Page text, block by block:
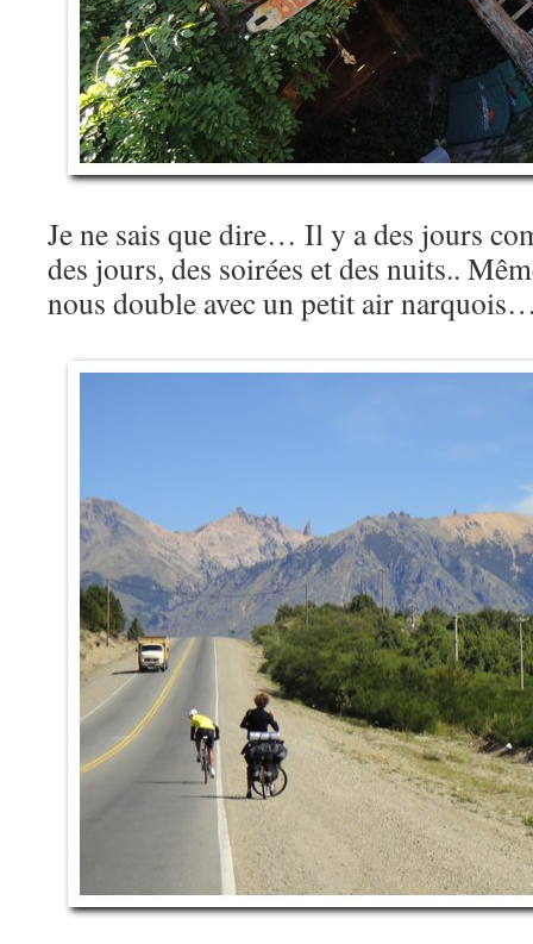
Je ne sais que dire… Il y a des jours
des jours, des soirées et des nuits..
nous double avec un petit air